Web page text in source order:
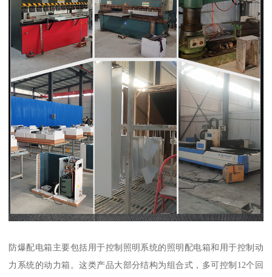
防爆配电箱主要包括用于控制照明系统的照明配电箱和用于控制动
力系统的动力箱。这类产品大部分结构为组合式，多可控制12个回